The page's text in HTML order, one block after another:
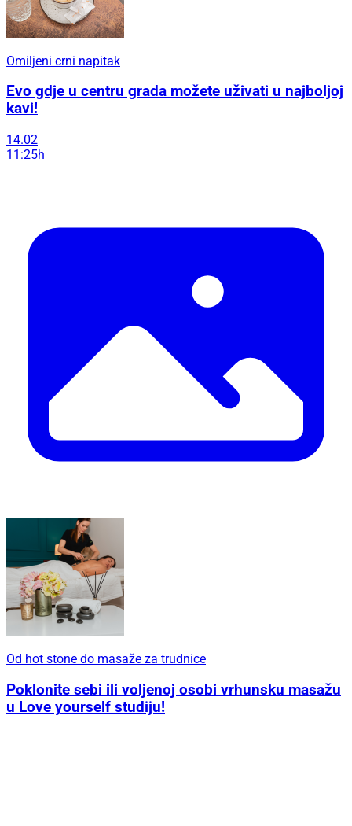
Omiljeni crni napitak
Evo gdje u centru grada možete uživati u najboljoj
kavi!
14.02
11:25h
Od hot stone do masaže za trudnice
Poklonite sebi ili voljenoj osobi vrhunsku masažu
u Love yourself studiju!